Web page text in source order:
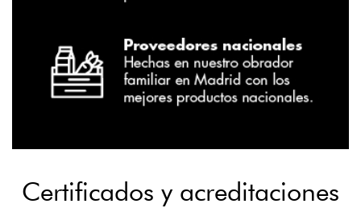
Certificados y acreditaciones